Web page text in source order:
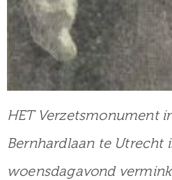
HET Verzetsmonument
Bernhardlaan te Utrecht
woensdagavond